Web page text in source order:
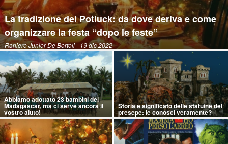
La tradizione del Potluck: da dove deriva e come
organizzare la festa “dopo le feste”
Raniero Junior De Bortoli- 19 dic 2022
Abbiamo adottato 23 bambini del
Madagascar, ma ci serve ancora il
vostro aiuto!
Storia e significato delle statuine del
presepe: le conosci veramente?